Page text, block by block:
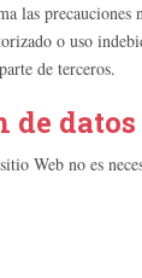
las precauciones
o uso
de terceros.
de
Web no es